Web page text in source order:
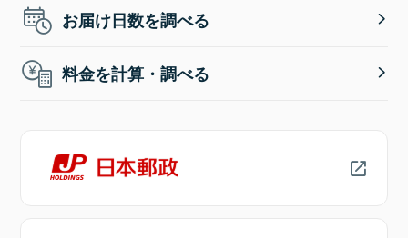
お届け日数を調べる
料金を計算・調べる